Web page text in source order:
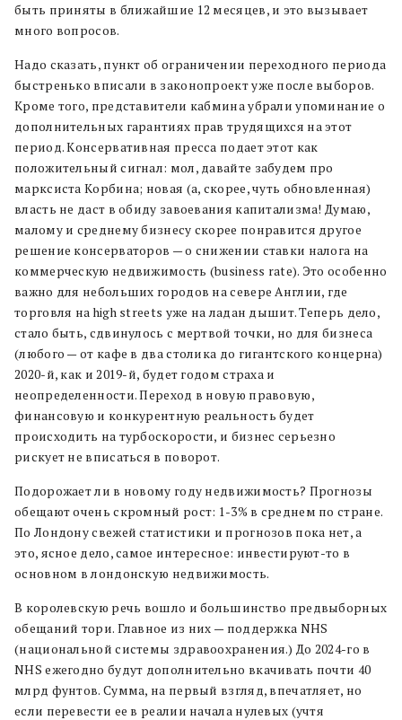
быть приняты в ближайшие 12 месяцев, и это вызывает
много вопросов.
Надо сказать, пункт об ограничении переходного периода
быстренько вписали в законопроект уже после выборов.
Кроме того, представители кабмина убрали упоминание о
дополнительных гарантиях прав трудящихся на этот
период. Консервативная пресса подает этот как
положительный сигнал: мол, давайте забудем про
марксиста Корбина; новая (а, скорее, чуть обновленная)
власть не даст в обиду завоевания капитализма! Думаю,
малому и среднему бизнесу скорее понравится другое
решение консерваторов — о снижении ставки налога на
коммерческую недвижимость (business rate). Это особенно
важно для небольших городов на севере Англии, где
торговля на high streets уже на ладан дышит. Теперь дело,
стало быть, сдвинулось с мертвой точки, но для бизнеса
(любого — от кафе в два столика до гигантского концерна)
2020-й, как и 2019-й, будет годом страха и
неопределенности. Переход в новую правовую,
финансовую и конкурентную реальность будет
происходить на турбоскорости, и бизнес серьезно
рискует не вписаться в поворот.
Подорожает ли в новому году недвижимость? Прогнозы
обещают очень скромный рост: 1-3% в среднем по стране.
По Лондону свежей статистики и прогнозов пока нет, а
это, ясное дело, самое интересное: инвестируют-то в
основном в лондонскую недвижимость.
В королевскую речь вошло и большинство предвыборных
обещаний тори. Главное из них — поддержка NHS
(национальной системы здравоохранения.) До 2024-го в
NHS ежегодно будут дополнительно вкачивать почти 40
млрд фунтов. Сумма, на первый взгляд, впечатляет, но
если перевести ее в реалии начала нулевых (учтя